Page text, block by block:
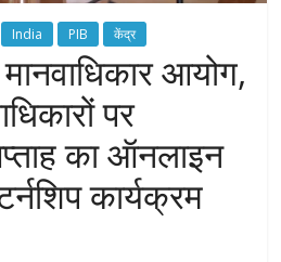
India PIB केंद्र
आयोग,
पर
का ऑनलाइन
कार्यक्रम